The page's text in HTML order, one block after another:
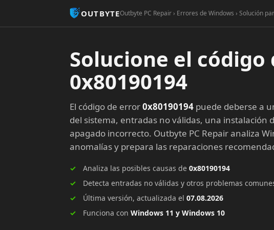
OUTBYTEOutbyte PC Repair › Errores de Windows › Solución
Solucione el
0x80190194
El código de error0x80190194 puede deberse a
del sistema, entradas no válidas, una instalación
apagado incorrecto. Outbyte PC Repair analiza
anomalías y prepara las reparaciones
Analiza las posibles causas de 0x80190194
Detecta entradas no válidas y otros problemas
Última versión, actualizada el 07.08.2026
Funciona con Windows 11 y Windows 10